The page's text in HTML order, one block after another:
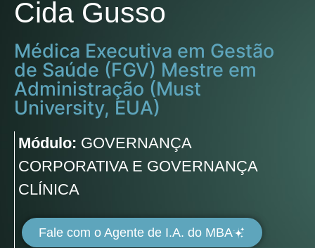
Cida Gusso
Médica Executiva em Gestão
de Saúde (FGV) Mestre em
Administração (Must
University, EUA)
Módulo: GOVERNANÇA
CORPORATIVA E GOVERNANÇA
CLÍNICA
Fale com o Agente de I.A. do MBA